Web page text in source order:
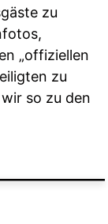
zu
„offiziellen
zu
so zu den